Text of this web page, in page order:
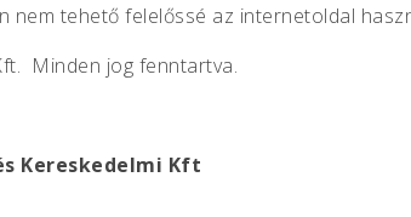
nem tehető felelőssé az internetoldal
Minden jog fenntartva.
Kereskedelmi Kft